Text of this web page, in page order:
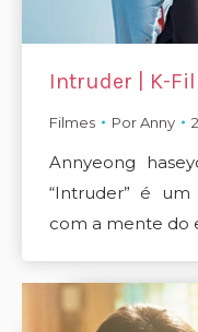
Intruder | K-
Filmes PorAnny
Annyeong
“Intruder” é
com a mente do